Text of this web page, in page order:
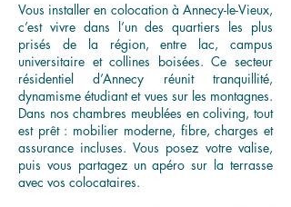
Vous installer en colocation à Annecy-le-Vieux,
c’est vivre dans l’un des quartiers les plus
prisés de la région, entre lac, campus
universitaire et collines boisées. Ce secteur
résidentiel d’Annecy réunit tranquillité,
dynamisme étudiant et vues sur les montagnes.
Dans nos chambres meublées en coliving, tout
est prêt : mobilier moderne, fibre, charges et
assurance incluses. Vous posez votre valise,
puis vous partagez un apéro sur la terrasse
avec vos colocataires.